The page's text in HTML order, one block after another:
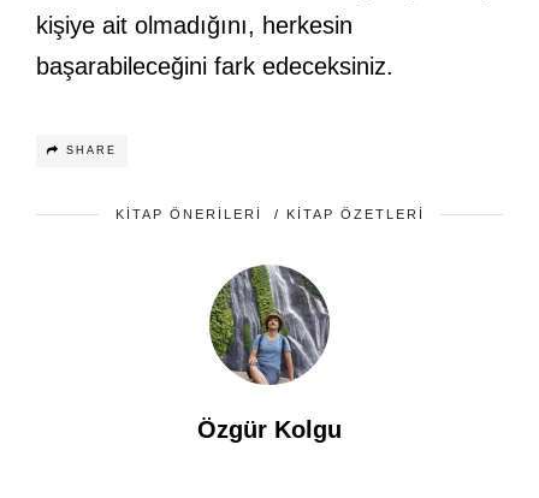
kişiye ait olmadığını, herkesin
başarabileceğini fark edeceksiniz.
SHARE
KITAP ÖNERILERI / KITAP ÖZETLERI
Özgür Kolgu